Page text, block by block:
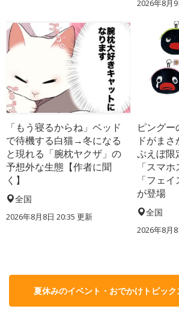
2026年8月
「もう寝るからね」ベッド
で待機する白猫→冬になる
と現れる「腕枕ヤクザ」の
予想外な生態【作者に聞
く】
全国
2026年8月8日 20:35 更新
ピングー
ドがま
ぷえぼ限
「スマ
「フェ
が登場
全国
2026年8月
夏休みのイベント・おでかけトピッ